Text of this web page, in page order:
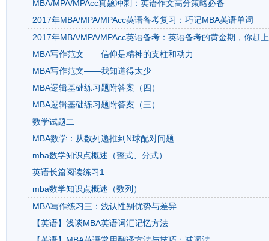
MBA/MPA/MPAcc真题冲刺：英语作文高分策略必备
2017年MBA/MPA/MPAcc英语备考复习：巧记MBA英语单词
2017年MBA/MPA/MPAcc英语备考：英语备考的黄金期，你赶
MBA写作范文——信仰是精神的支柱和动力
MBA写作范文——我知道得太少
MBA逻辑基础练习题附答案（四）
MBA逻辑基础练习题附答案（三）
数学试题二
MBA数学：从数列递推到N球配对问题
mba数学知识点概述（整式、分式）
英语长篇阅读练习1
mba数学知识点概述（数列）
MBA写作练习三：浅认性别优势与差异
【英语】浅谈MBA英语词汇记忆方法